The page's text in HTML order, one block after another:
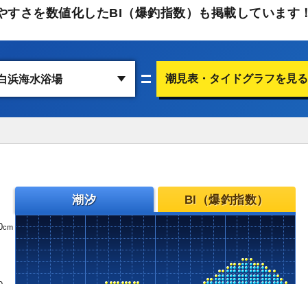
さを数値化したBI（爆釣指数）も掲載しています！
潮見表・タイドグラフを見る
潮汐 BI（爆釣指数）